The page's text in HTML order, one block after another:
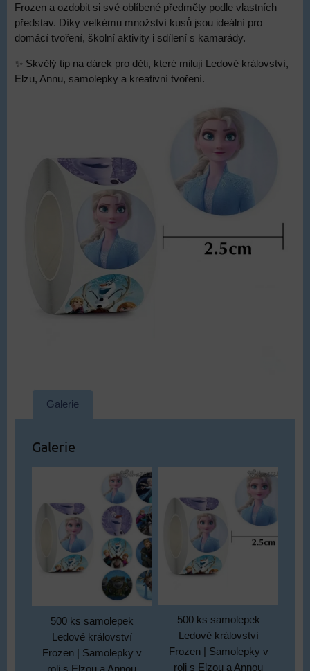
Frozen a ozdobit si své oblíbené předměty podle vlastních
představ. Díky velkému množství kusů jsou ideální pro
domácí tvoření, školní aktivity i sdílení s kamarády.
✨ Skvělý tip na dárek pro děti, které milují Ledové království,
Elzu, Annu, samolepky a kreativní tvoření.
Galerie
Galerie
500 ks samolepek
Ledové království
Frozen | Samolepky v
500 ks samolepek
Ledové království
Frozen | Samolepky v
roli s Elzou a Annou